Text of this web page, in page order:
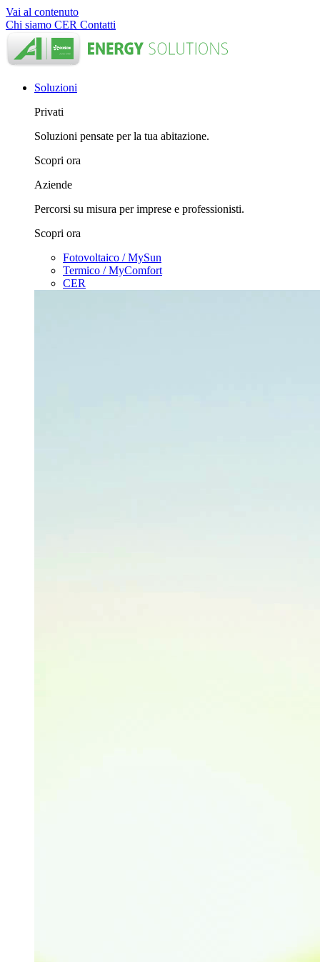
Vai al contenuto
Chi siamo CER Contatti
Soluzioni
Privati
Soluzioni pensate per la tua abitazione.
Scopri ora
Aziende
Percorsi su misura per imprese e professionisti.
Scopri ora
Fotovoltaico / MySun
Termico / MyComfort
CER